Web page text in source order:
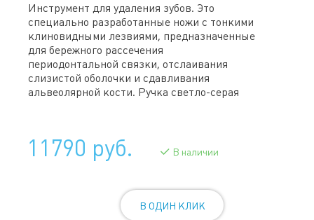
Инструмент для удаления зубов. Это
специально разработанные ножи с тонкими
клиновидными лезвиями, предназначенные
для бережного рассечения
периодонтальной связки, отслаивания
слизистой оболочки и сдавливания
альвеолярной кости. Ручка светло-серая
11790 руб. В наличии
В ОДИН КЛИК